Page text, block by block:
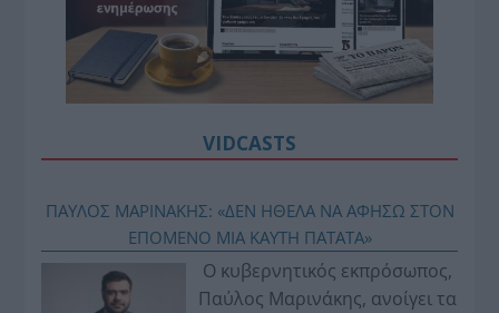
VIDCASTS
ΠΑΥΛΟΣ ΜΑΡΙΝΑΚΗΣ: «ΔΕΝ ΗΘΕΛΑ ΝΑ ΑΦΗΣΩ ΣΤΟΝ
ΕΠΟΜΕΝΟ ΜΙΑ ΚΑΥΤΗ ΠΑΤΑΤΑ»
Ο κυβερνητικός εκπρόσωπος,
Παύλος Μαρινάκης, ανοίγει τα